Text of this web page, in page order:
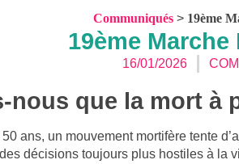
Communiqués> 19ème
19ème Marche
16/01/2026
nous que la mort à
ans, un mouvement mortifère tente
décisions toujours plus hostiles à la